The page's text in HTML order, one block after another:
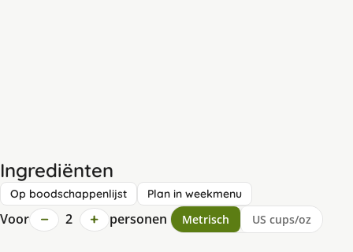
Ingrediënten
Op boodschappenlijst Plan in weekmenu
Voor − 2 + personen Metrisch US cups/oz